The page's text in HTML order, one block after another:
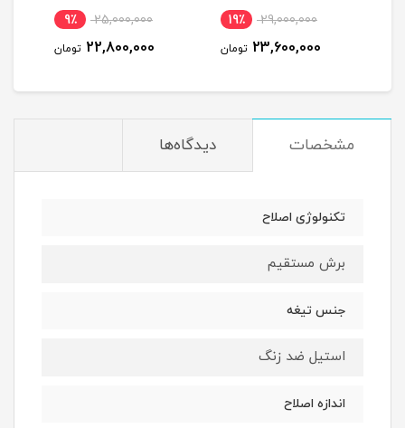
29,000,000 19٪
23,600,000 تومان
25,000,000 9٪
22,800,000 تومان
مشخصات دیدگاه‌ها
تکنولوژی اصلاح
برش مستقیم
جنس تیغه
استیل ضد زنگ
اندازه اصلاح